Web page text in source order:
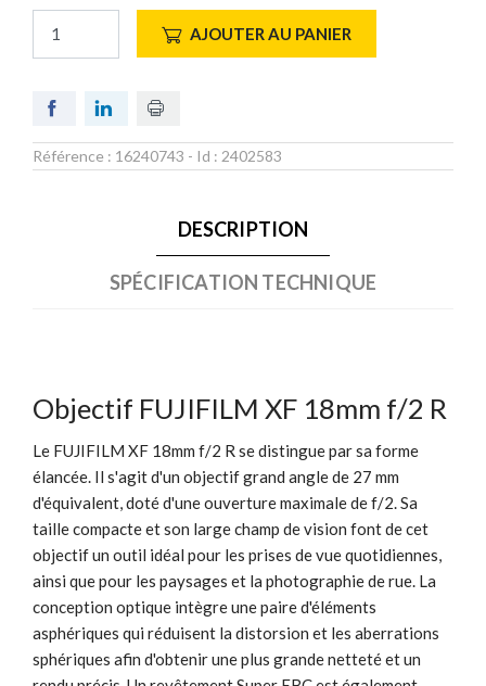
AJOUTER AU PANIER
Référence : 16240743 - Id : 2402583
DESCRIPTION
SPÉCIFICATION TECHNIQUE
Objectif FUJIFILM XF 18mm f/2 R
Le FUJIFILM XF 18mm f/2 R se distingue par sa forme
élancée. Il s'agit d'un objectif grand angle de 27 mm
d'équivalent, doté d'une ouverture maximale de f/2. Sa
taille compacte et son large champ de vision font de cet
objectif un outil idéal pour les prises de vue quotidiennes,
ainsi que pour les paysages et la photographie de rue. La
conception optique intègre une paire d'éléments
asphériques qui réduisent la distorsion et les aberrations
sphériques afin d'obtenir une plus grande netteté et un